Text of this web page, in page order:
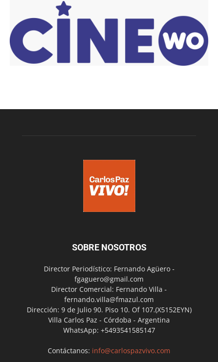
SOBRE NOSOTROS
Director Periodístico: Fernando Agüero -
fgaguero@gmail.com
Director Comercial: Fernando Villa -
fernando.villa@fmazul.com
Dirección: 9 de Julio 90. Piso 10. Of 107.(X5152EYN)
Villa Carlos Paz - Córdoba - Argentina
WhatsApp: +5493541585147
Contáctanos: info@carlospazvivo.com